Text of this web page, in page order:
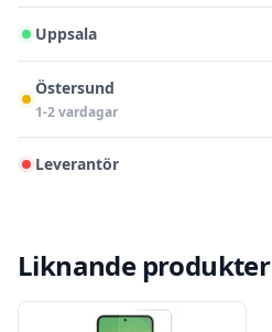
Uppsala
Östersund
1-2 vardagar
Leverantör
Liknande produkter